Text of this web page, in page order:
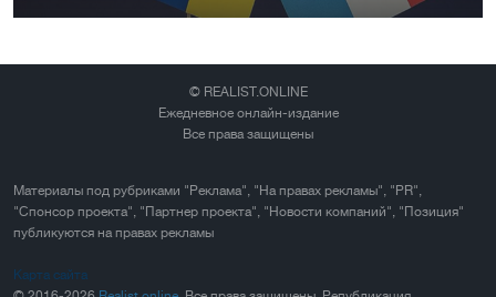
© REALIST.ONLINE
Ежедневное онлайн-издание
Все права защищены
Материалы под рубриками "Реклама", "На правах рекламы", "PR",
"Спонсор проекта", "Партнер проекта", "Новости компаний", "Позиция"
публикуются на правах рекламы
Карта сайта